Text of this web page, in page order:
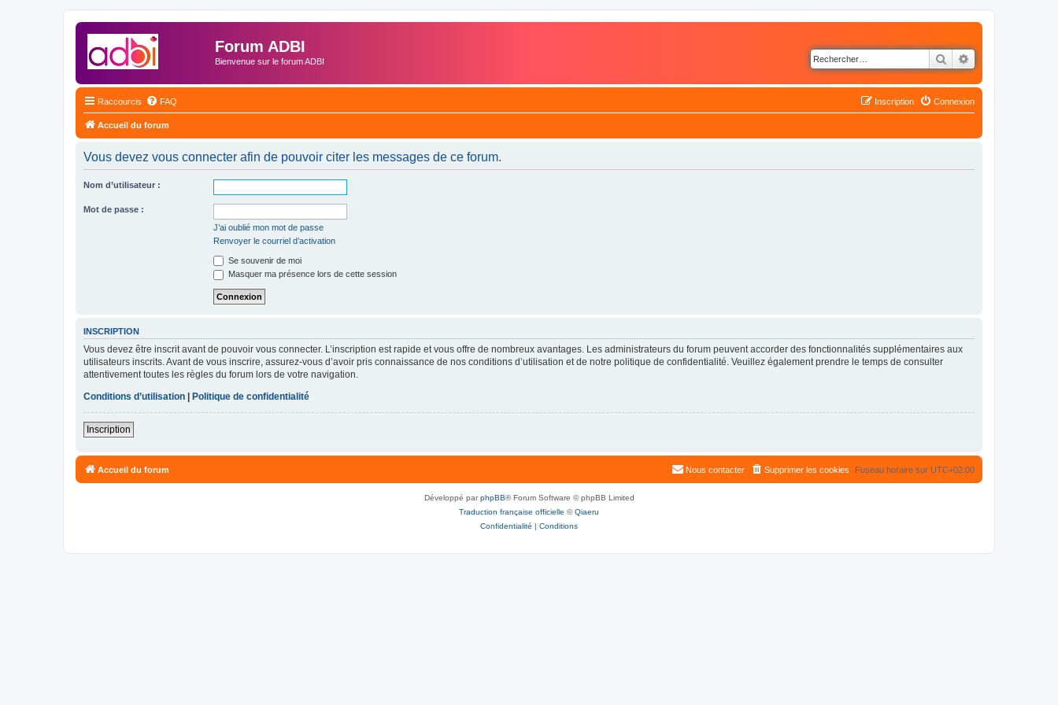
Forum ADBI
Bienvenue sur le forum ADBI Rechercher
Raccourcis FAQ Connexion
Inscription
Accueil du forum
Vous devez vous connecter afin de pouvoir citer les messages de ce forum.
Nom d’utilisateur :
Mot de passe :
J’ai oublié mon mot de passe
Renvoyer le courriel d’activation
Se souvenir de moi
Masquer ma présence lors de cette session
INSCRIPTION
Vous devez être inscrit avant de pouvoir vous connecter. L’inscription est rapide et vous offre de nombreux avantages. Les administrateurs du forum peuvent accorder des fonctionnalités supplémentaires aux
utilisateurs inscrits. Avant de vous inscrire, assurez-vous d’avoir pris connaissance de nos conditions d’utilisation et de notre politique de confidentialité. Veuillez également prendre le temps de consulter
attentivement toutes les règles du forum lors de votre navigation.
Conditions d’utilisation
Politique de confidentialité
Inscription
Accueil du forum Fuseau horaire sur UTC+02:00
Supprimer les cookies
Nous contacter
Développé parphpBB® Forum Software © phpBB Limited
Traduction française officielle ©Qiaeru
Confidentialité | Conditions